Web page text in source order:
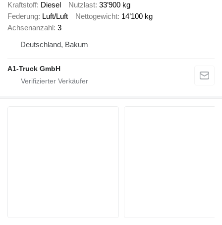
Kraftstoff Diesel Nutzlast 33’900 kg
Federung Luft/Luft Nettogewicht 14’100 kg
Achsenanzahl
3
Deutschland, Bakum
A1-Truck GmbH